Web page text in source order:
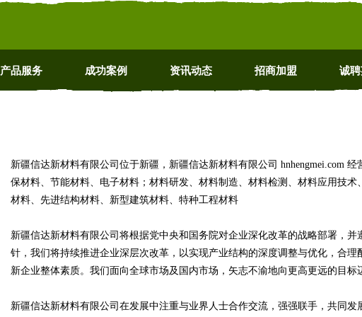
产品服务 成功案例 资讯动态 招商加盟 诚
新疆信达新材料有限公司位于新疆，新疆信达新材料有限公司 hnhengmei.com
保材料、节能材料、电子材料；材料研发、材料制造、材料检测、材料应用技
材料、先进结构材料、新型建筑材料、特种工程材料
新疆信达新材料有限公司将根据党中央和国务院对企业深化改革的战略部署，
针，我们将持续推进企业深层次改革，以实现产业结构的深度调整与优化，合
新企业整体素质。我们面向全球市场及国内市场，矢志不渝地向更高更远的目标
新疆信达新材料有限公司在发展中注重与业界人士合作交流，强强联手，共同